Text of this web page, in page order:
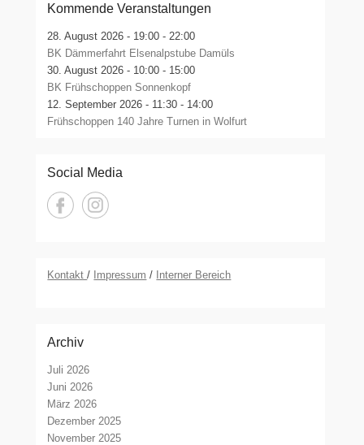
Kommende Veranstaltungen
28. August 2026 - 19:00 - 22:00
BK Dämmerfahrt Elsenalpstube Damüls
30. August 2026 - 10:00 - 15:00
BK Frühschoppen Sonnenkopf
12. September 2026 - 11:30 - 14:00
Frühschoppen 140 Jahre Turnen in Wolfurt
Social Media
Kontakt/ Impressum / Interner Bereich
Archiv
Juli 2026
Juni 2026
März 2026
Dezember 2025
November 2025